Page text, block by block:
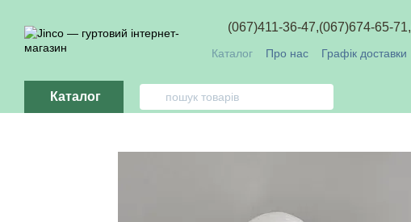
(067)411-36-47,(067)674-65-71,
Каталог Про нас Графік доставки
Каталог